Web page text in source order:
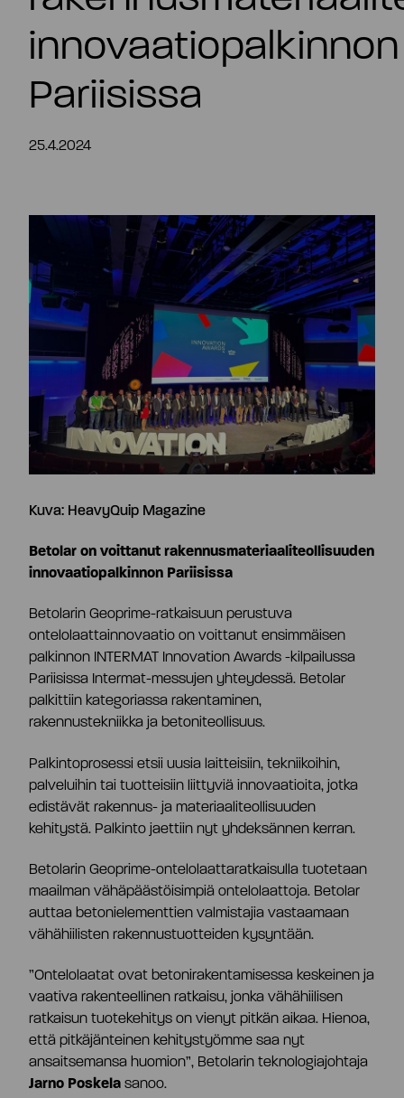
Tiivistelmä
Strategia ja tavoitteet
Markkinat
Teknologia
Riskit ja epävarmuustekijät
Osaketiedot
Tuottolaskuri
Omistajat
Johdon liiketoimet
Hallituksen valtuutukset
Analyytikot ja suositukset
Yhtiöjärjestys
Yhtiökokous
Osakkeenomistajien nimitystoimikunta
Hallitus
Toimitusjohtaja ja johtoryhmä
Palkitseminen
Riskienhallinta
Sisäpiirihallinto
Tiedonantopolitiikka
FI
innovaatiopalkinnon
Pariisissa
25.4.2024
Kuva: HeavyQuip Magazine
Betolar on voittanut rakennusmateriaaliteollisuuden
innovaatiopalkinnon Pariisissa
Betolarin Geoprime-ratkaisuun perustuva
ontelolaattainnovaatio on voittanut ensimmäisen
palkinnon INTERMAT Innovation Awards -kilpailussa
Pariisissa Intermat-messujen yhteydessä. Betolar
palkittiin kategoriassa rakentaminen,
rakennustekniikka ja betoniteollisuus.
Palkintoprosessi etsii uusia laitteisiin, tekniikoihin,
palveluihin tai tuotteisiin liittyviä innovaatioita, jotka
edistävät rakennus- ja materiaaliteollisuuden
kehitystä. Palkinto jaettiin nyt yhdeksännen kerran.
Betolarin Geoprime-ontelolaattaratkaisulla tuotetaan
maailman vähäpäästöisimpiä ontelolaattoja. Betolar
auttaa betonielementtien valmistajia vastaamaan
vähähiilisten rakennustuotteiden kysyntään.
”Ontelolaatat ovat betonirakentamisessa keskeinen ja
vaativa rakenteellinen ratkaisu, jonka vähähiilisen
ratkaisun tuotekehitys on vienyt pitkän aikaa. Hienoa,
että pitkäjänteinen kehitystyömme saa nyt
ansaitsemansa huomion”, Betolarin teknologiajohtaja
Jarno Poskela sanoo.